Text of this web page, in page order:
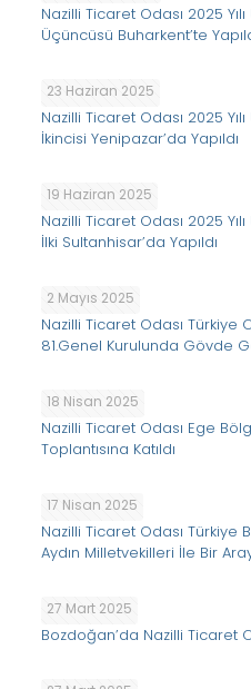
Nazilli Ticaret Odası 2025
Üçüncüsü Buharkent’te
23 Haziran 2025
Nazilli Ticaret Odası 2025
İkincisi Yenipazar’da Yapıldı
19 Haziran 2025
Nazilli Ticaret Odası 2025
İlki Sultanhisar’da Yapıldı
2 Mayıs 2025
Nazilli Ticaret Odası Türkiye
81.Genel Kurulunda Gövde
18 Nisan 2025
Nazilli Ticaret Odası Ege
Toplantısına Katıldı
17 Nisan 2025
Nazilli Ticaret Odası Türkiye
Aydın Milletvekilleri İle Bir
27 Mart 2025
Bozdoğan’da Nazilli Ticaret